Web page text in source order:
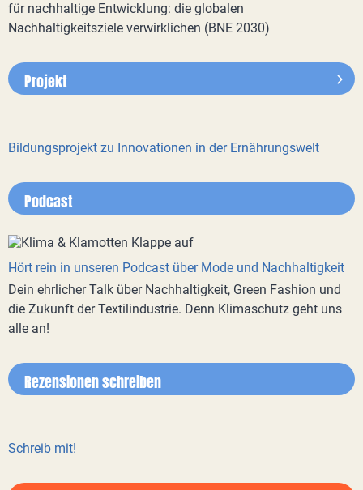
für nachhaltige Entwicklung: die globalen
Nachhaltigkeitsziele verwirklichen (BNE 2030)
Projekt
Bildungsprojekt zu Innovationen in der Ernährungswelt
Podcast
Hört rein in unseren Podcast über Mode und Nachhaltigkeit
Dein ehrlicher Talk über Nachhaltigkeit, Green Fashion und
die Zukunft der Textilindustrie. Denn Klimaschutz geht uns
alle an!
Rezensionen schreiben
Schreib mit!